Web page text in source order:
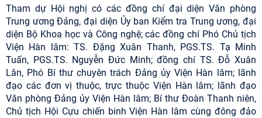
Tham dự Hội nghị có các đồng chí đại diện Văn phòng
Trung ương Đảng, đại diện Ủy ban Kiểm tra Trung ương, đại
diện Bộ Khoa học và Công nghệ; các đồng chí Phó Chủ tịch
Viện Hàn lâm: TS. Đặng Xuân Thanh, PGS.TS. Tạ Minh
Tuấn, PGS.TS. Nguyễn Đức Minh; đồng chí TS. Đỗ Xuân
Lân, Phó Bí thư chuyên trách Đảng ủy Viện Hàn lâm; lãnh
đạo các đơn vị thuộc, trực thuộc Viện Hàn lâm; lãnh đạo
Văn phòng Đảng ủy Viện Hàn lâm; Bí thư Đoàn Thanh niên,
Chủ tịch Hội Cựu chiến binh Viện Hàn lâm cùng đông đảo